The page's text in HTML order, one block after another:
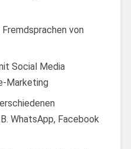
von
Social Media
Marketing
WhatsApp, Facebook